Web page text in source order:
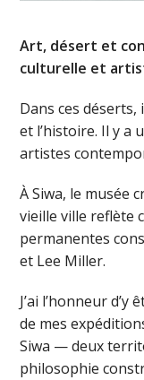
Art, désert et
culturelle et
Dans ces déserts,
et l’histoire. Il y a
artistes
À Siwa, le musée
vieille ville reflète
permanentes
et Lee Miller.
J’ai l’honneur
de mes
Siwa — deux
philosophie